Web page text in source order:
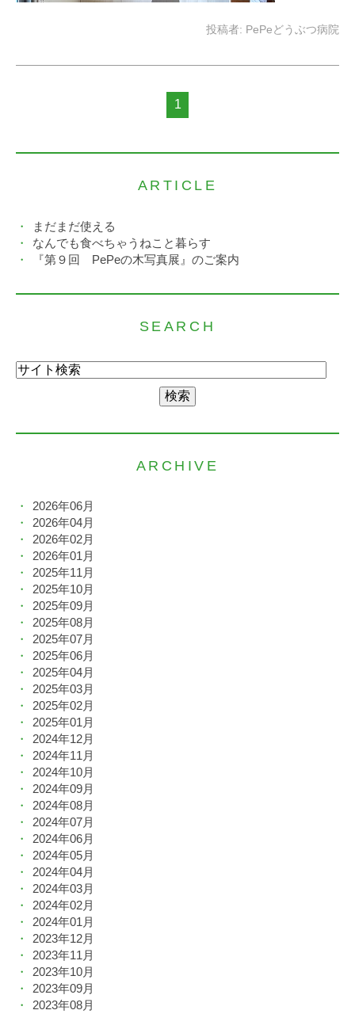
投稿者: PePeどうぶつ病院
1
ARTICLE
まだまだ使える
なんでも食べちゃうねこと暮らす
『第９回 PePeの木写真展』のご案内
SEARCH
ARCHIVE
2026年06月
2026年04月
2026年02月
2026年01月
2025年11月
2025年10月
2025年09月
2025年08月
2025年07月
2025年06月
2025年04月
2025年03月
2025年02月
2025年01月
2024年12月
2024年11月
2024年10月
2024年09月
2024年08月
2024年07月
2024年06月
2024年05月
2024年04月
2024年03月
2024年02月
2024年01月
2023年12月
2023年11月
2023年10月
2023年09月
2023年08月